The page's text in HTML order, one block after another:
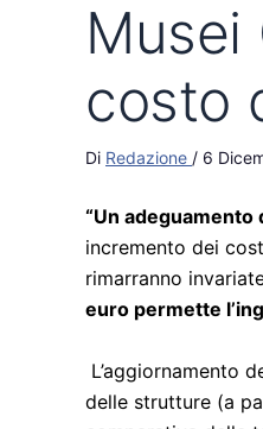
Musei
costo
Di Redazione / 6
“Un
incremento dei
rimarranno
euro permette
L’aggiornamento
delle strutture (a